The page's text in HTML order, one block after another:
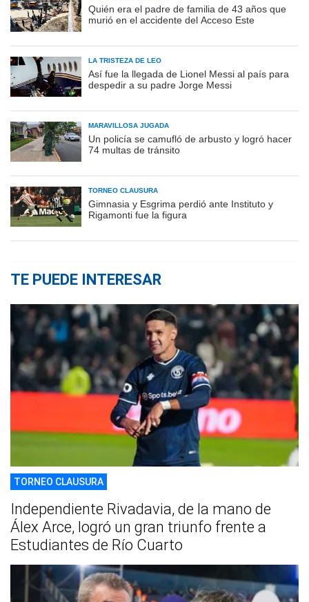
Quién era el padre de familia de 43 años que
murió en el accidente del Acceso Este
LA TRISTEZA DE LEO
Así fue la llegada de Lionel Messi al país para
despedir a su padre Jorge Messi
MARAVILLOSA JUGADA
Un policía se camufló de arbusto y logró hacer
74 multas de tránsito
TORNEO CLAUSURA
Gimnasia y Esgrima perdió ante Instituto y
Rigamonti fue la figura
TE PUEDE INTERESAR
TORNEO CLAUSURA
Independiente Rivadavia, de la mano de
Álex Arce, logró un gran triunfo frente a
Estudiantes de Río Cuarto